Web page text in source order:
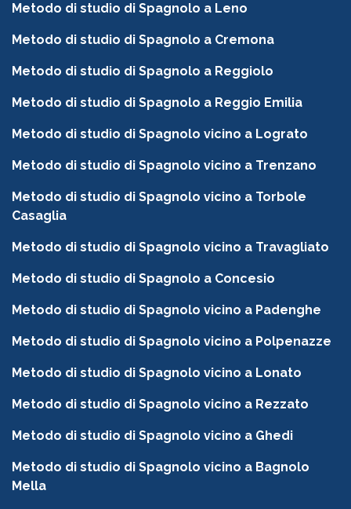
Metodo di studio di Spagnolo a Leno
Metodo di studio di Spagnolo a Cremona
Metodo di studio di Spagnolo a Reggiolo
Metodo di studio di Spagnolo a Reggio Emilia
Metodo di studio di Spagnolo vicino a Lograto
Metodo di studio di Spagnolo vicino a Trenzano
Metodo di studio di Spagnolo vicino a Torbole
Casaglia
Metodo di studio di Spagnolo vicino a Travagliato
Metodo di studio di Spagnolo a Concesio
Metodo di studio di Spagnolo vicino a Padenghe
Metodo di studio di Spagnolo vicino a Polpenazze
Metodo di studio di Spagnolo vicino a Lonato
Metodo di studio di Spagnolo vicino a Rezzato
Metodo di studio di Spagnolo vicino a Ghedi
Metodo di studio di Spagnolo vicino a Bagnolo
Mella